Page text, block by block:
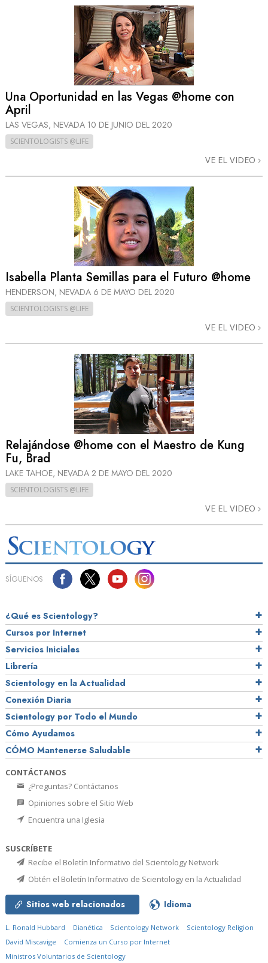
Una Oportunidad en las Vegas @home con
April
LAS VEGAS, NEVADA 10 DE JUNIO DEL 2020
SCIENTOLOGISTS @LIFE
VE EL VIDEO
Isabella Planta Semillas para el Futuro @home
HENDERSON, NEVADA 6 DE MAYO DEL 2020
SCIENTOLOGISTS @LIFE
VE EL VIDEO
Relajándose @home con el Maestro de Kung
Fu, Brad
LAKE TAHOE, NEVADA 2 DE MAYO DEL 2020
SCIENTOLOGISTS @LIFE
VE EL VIDEO
SÍGUENOS
¿Qué es Scientology?
Cursos por Internet
Servicios Iniciales
Librería
Scientology en la Actualidad
Conexión Diaria
Scientology por Todo el Mundo
Cómo Ayudamos
CÓMO Mantenerse Saludable
CONTÁCTANOS
¿Preguntas? Contáctanos
Opiniones sobre el Sitio Web
Encuentra una Iglesia
SUSCRÍBETE
Recibe el Boletín Informativo del Scientology Network
Obtén el Boletín Informativo de Scientology en la Actualidad
Sitios web relacionados Idioma
L. Ronald Hubbard Dianética Scientology Network
Scientology Religion
David Miscavige
Comienza un Curso por Internet
Ministros Voluntarios de Scientology